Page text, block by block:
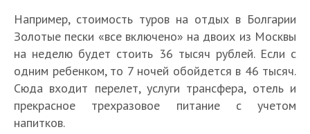
Например, стоимость туров на отдых в Болгарии
Золотые пески «все включено» на двоих из Москвы
на неделю будет стоить 36 тысяч рублей. Если с
одним ребенком, то 7 ночей обойдется в 46 тысяч.
Сюда входит перелет, услуги трансфера, отель и
прекрасное трехразовое питание с учетом
напитков.